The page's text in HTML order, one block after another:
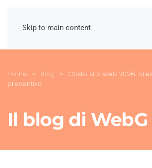
Skip to main content
Home Blog
Costo sito web 2026:
preventivo
Il blog di WebG